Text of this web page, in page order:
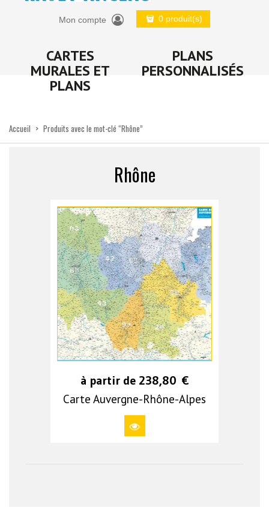
Mon compte 0 produit(s)
CARTES
MURALES ET
PLANS
PLANS
PERSONNALISÉS
Accueil > Produits avec le mot-clé “Rhône”
Rhône
à partir de 238,80 €
Carte Auvergne-Rhône-Alpes